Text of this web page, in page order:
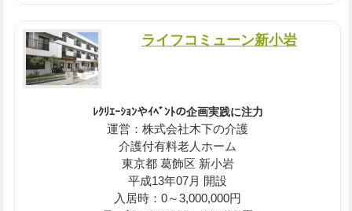
ライフコミューン新小岩
ﾚｸﾘｴｰｼｮﾝやｲﾍﾞﾝﾄの企画実践に注力
運営：株式会社木下の介護
介護付有料老人ホーム
東京都 葛飾区 新小岩
平成13年07月 開設
入居時：0～3,000,000円